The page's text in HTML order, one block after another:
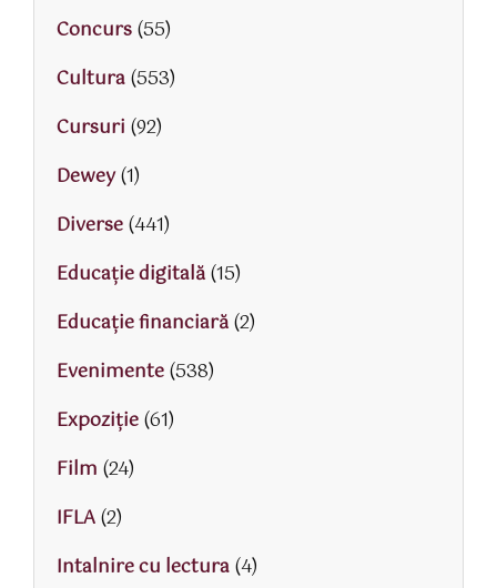
Concurs(55)
Cultura(553)
Cursuri (92)
Dewey(1)
Diverse(441)
Educaţie digitală(15)
Educaţie financiară(2)
Evenimente(538)
Expoziție(61)
Film (24)
IFLA(2)
Intalnire cu lectura(4)